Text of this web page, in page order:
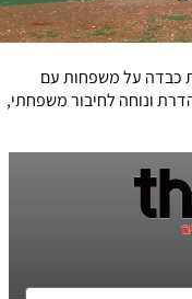
כבדה על משפחות עם
ונוחה לחיבור משפחתי,